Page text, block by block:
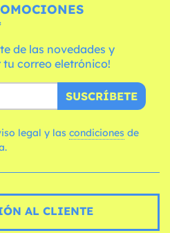
de las novedades y
correo eletrónico!
SUSCRÍBETE
legal y las condiciones
AL CLIENTE